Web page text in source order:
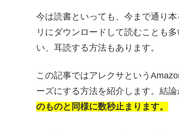
今は読書といっても、今まで通り
リにダウンロードして読むことも
い、耳読する方法もあります。
この記事ではアレクサという
ーズにする方法を紹介します。結論
のものと同様に数秒止まります。